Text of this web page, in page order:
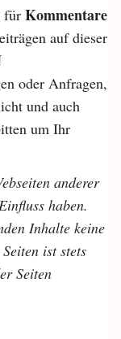
für Kommentare
auf dieser
oder Anfragen,
und auch
um Ihr
anderer
haben.
Inhalte keine
ist stets
Seiten